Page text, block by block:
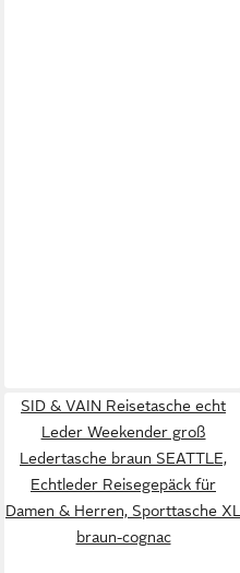
SID & VAIN Reisetasche echt
Leder Weekender groß
Ledertasche braun SEATTLE,
Echtleder Reisegepäck für
Damen & Herren, Sporttasche XL
braun-cognac